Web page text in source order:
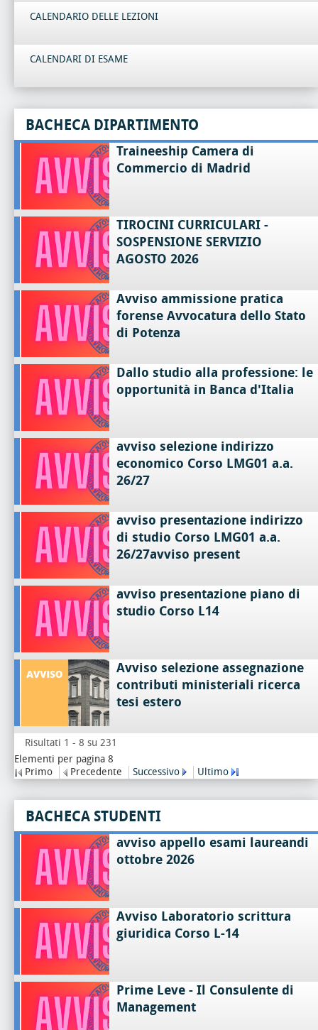
CALENDARIO DELLE LEZIONI
CALENDARI DI ESAME
BACHECA DIPARTIMENTO
Traineeship Camera di
Commercio di Madrid
TIROCINI CURRICULARI -
SOSPENSIONE SERVIZIO
AGOSTO 2026
Avviso ammissione pratica
forense Avvocatura dello Stato
di Potenza
Dallo studio alla professione: le
opportunità in Banca d'Italia
avviso selezione indirizzo
economico Corso LMG01 a.a.
26/27
avviso presentazione indirizzo
di studio Corso LMG01 a.a.
26/27avviso present
avviso presentazione piano di
studio Corso L14
Avviso selezione assegnazione
contributi ministeriali ricerca
tesi estero
Risultati 1 - 8 su 231
Elementi per pagina 8
Primo
Precedente Successivo Ultimo
BACHECA STUDENTI
avviso appello esami laureandi
ottobre 2026
Avviso Laboratorio scrittura
giuridica Corso L-14
Prime Leve - Il Consulente di
Management